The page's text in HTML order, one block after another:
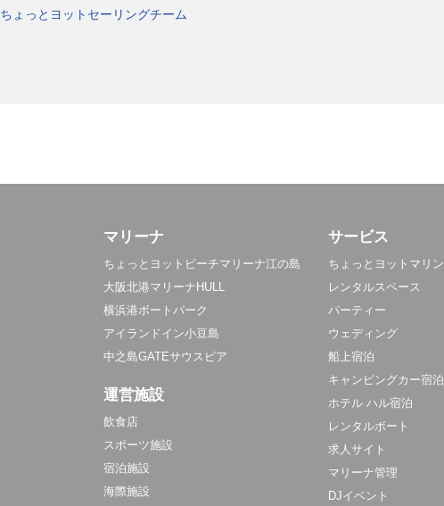
ちょっとヨットセーリングチーム
マリーナ
ちょっとヨットビーチマリーナ江の島
大阪北港マリーナHULL
横浜港ボートパーク
アイランドイン小豆島
中之島GATEサウスピア
運営施設
飲食店
スポーツ施設
宿泊施設
海際施設
サービス
ちょっとヨットマリン
レンタルスペース
パーティー
ウェディング
船上宿泊
キャンピングカー宿泊
ホテル ハル宿泊
レンタルボート
求人サイト
マリーナ管理
DJイベント